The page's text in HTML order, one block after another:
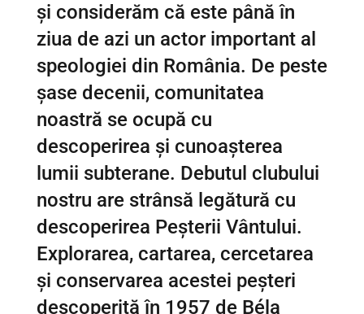
și considerăm că este până în
ziua de azi un actor important al
speologiei din România. De peste
șase decenii, comunitatea
noastră se ocupă cu
descoperirea și cunoașterea
lumii subterane. Debutul clubului
nostru are strânsă legătură cu
descoperirea Peșterii Vântului.
Explorarea, cartarea, cercetarea
și conservarea acestei peșteri
descoperită în 1957 de Béla